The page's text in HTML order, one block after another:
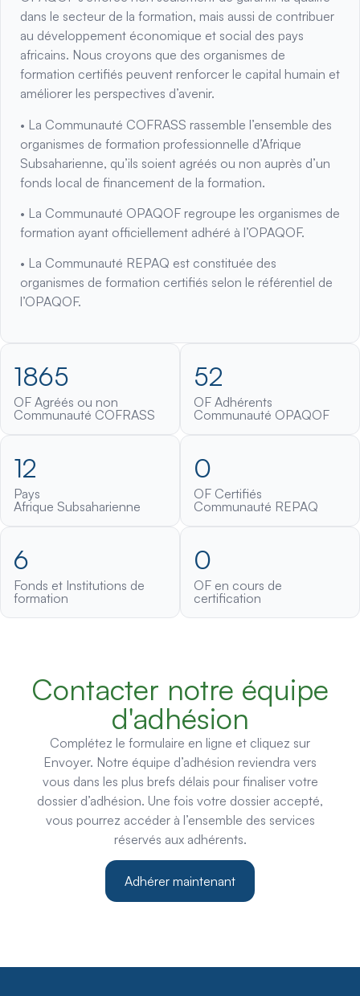
dans le secteur de la formation, mais aussi de contribuer
au développement économique et social des pays
africains. Nous croyons que des organismes de
formation certifiés peuvent renforcer le capital humain et
améliorer les perspectives d’avenir.
• La Communauté COFRASS rassemble l’ensemble des
organismes de formation professionnelle d’Afrique
Subsaharienne, qu’ils soient agréés ou non auprès d’un
fonds local de financement de la formation.
• La Communauté OPAQOF regroupe les organismes de
formation ayant officiellement adhéré à l’OPAQOF.
• La Communauté REPAQ est constituée des
organismes de formation certifiés selon le référentiel de
l’OPAQOF.
1865
OF Agréés ou non
Communauté COFRASS
52
OF Adhérents
Communauté OPAQOF
12
Pays
Afrique Subsaharienne
0
OF Certifiés
Communauté REPAQ
6
Fonds et Institutions de
formation
0
OF en cours de
certification
Contacter notre équipe
d'adhésion
Complétez le formulaire en ligne et cliquez sur
Envoyer. Notre équipe d’adhésion reviendra vers
vous dans les plus brefs délais pour finaliser votre
dossier d’adhésion. Une fois votre dossier accepté,
vous pourrez accéder à l’ensemble des services
réservés aux adhérents.
Adhérer maintenant